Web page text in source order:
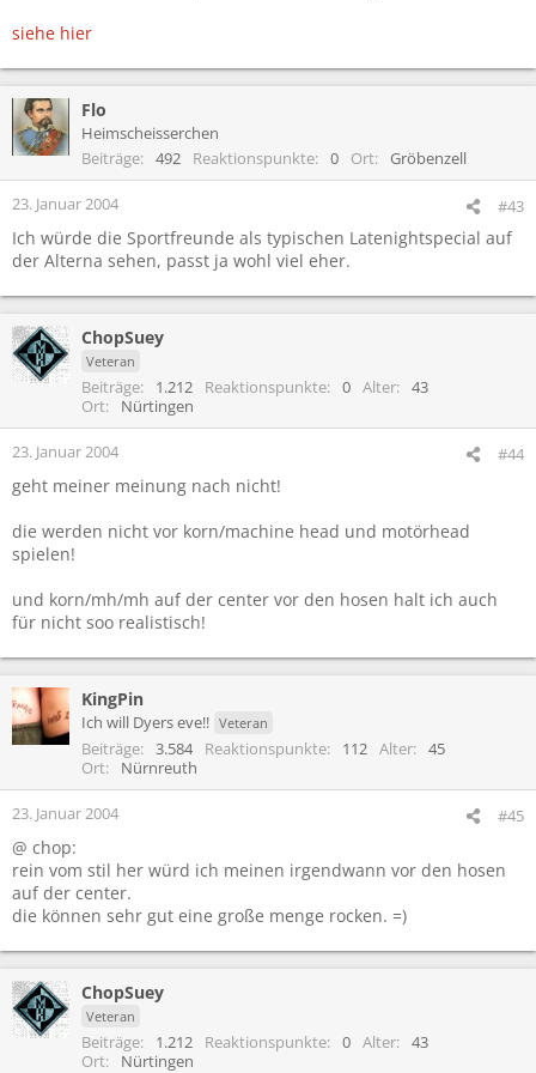
siehe hier
Flo
Heimscheisserchen
Beiträge
492 Reaktionspunkte 0 Ort Gröbenzell
23. Januar 2004 #43
Ich würde die Sportfreunde als typischen Latenightspecial auf
der Alterna sehen, passt ja wohl viel eher.
ChopSuey
Veteran
Beiträge 1.212 Reaktionspunkte 0 Alter
43
Ort
Nürtingen
23. Januar 2004 #44
geht meiner meinung nach nicht!
die werden nicht vor korn/machine head und motörhead
spielen!
und korn/mh/mh auf der center vor den hosen halt ich auch
für nicht soo realistisch!
KingPin
Ich will Dyers eve!! Veteran
Beiträge 3.584 Reaktionspunkte 112 Alter
45
Ort
Nürnreuth
23. Januar 2004 #45
@ chop:
rein vom stil her würd ich meinen irgendwann vor den hosen
auf der center.
die können sehr gut eine große menge rocken. =)
ChopSuey
Veteran
Beiträge 1.212 Reaktionspunkte 0 Alter
43
Ort
Nürtingen